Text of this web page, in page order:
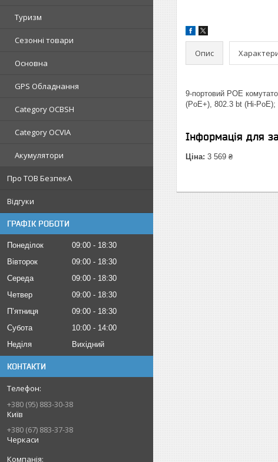
Туризм
Сезонні товари
Основна
GPS Обладнання
Category OCBSH
Category OCVIA
Акумулятори
Про ТОВ БезпекА
Відгуки
ГРАФІК РОБОТИ
Понеділок 09:00
18:30
Вівторок
09:00
18:30
Середа
09:00
18:30
Четвер
09:00
18:30
Пʼятниця
09:00
18:30
Субота
10:00
14:00
Неділя
Вихідний
КОНТАКТИ
+380 (95) 883-30-38
Київ
+380 (67) 883-37-38
Черкаси
Опис
9-портовий POE
(PoE+), 802.3 bt (Hi-
Інформація для
Ціна: 3 569 ₴